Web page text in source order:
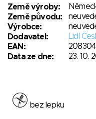
Země výroby:
Země původu:
Výrobce:
Dodavatel:
Lidl
EAN:
Data ze dne:
23. 10.
bez lepku